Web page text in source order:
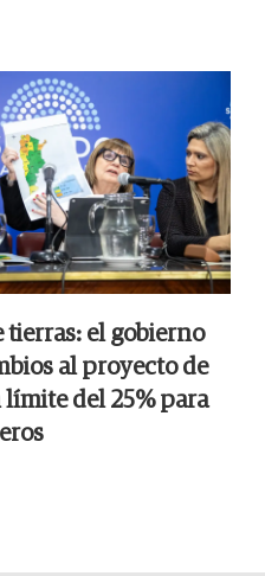
tierras: el gobierno
al proyecto de
límite del 25% para